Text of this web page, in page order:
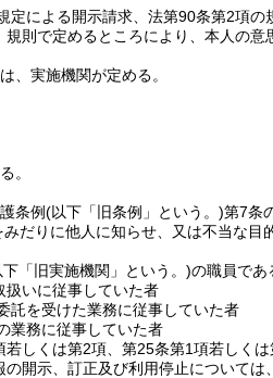
による開示請求、法第90条第2項
則で定めるところにより、本人の意
、実施機関が定める。
。
条例(以下「旧条例」という。)第7条
みだりに他人に知らせ、又は不当な
「旧実施機関」という。)の職員であ
扱いに従事していた者
託を受けた業務に従事していた者
業務に従事していた者
若しくは第2項、第25条第1項若しく
開示、訂正及び利用停止については